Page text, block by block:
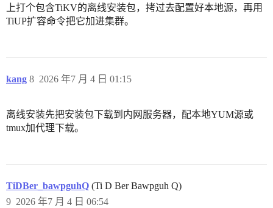
上打个包含TiKV的离线安装包，拷过去配置好本地源，再用
TiUP扩容命令把它加进集群。
kang 2026 年7 月 4 日 01:15
8
离线安装先把安装包下载到内网服务器，配本地YUM源或
tmux加代理下载。
TiDBer_bawpguhQ (Ti D Ber Bawpguh Q)
2026 年7 月 4 日 06:54
9